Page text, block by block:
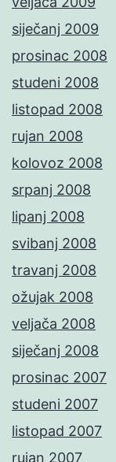
siječanj 2009
prosinac 2008
studeni 2008
listopad 2008
rujan 2008
kolovoz 2008
srpanj 2008
lipanj 2008
svibanj 2008
travanj 2008
ožujak 2008
veljača 2008
siječanj 2008
prosinac 2007
studeni 2007
listopad 2007
rujan 2007